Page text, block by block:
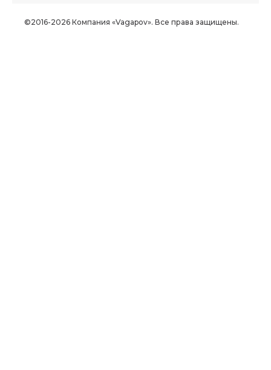
©2016-2026 Компания «Vagapov». Все права защищены.